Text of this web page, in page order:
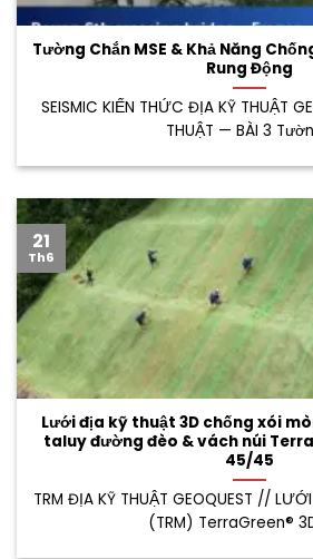
Tường Chắn MSE & Khả Năng
Rung Động
SEISMIC KIẾN THỨC ĐỊA KỸ THUẬT
THUẬT — BÀI 3
Lưới địa kỹ thuật 3D chống xói
taluy đường đèo & vách núi
45/45
TRM ĐỊA KỸ THUẬT GEOQUEST //
(TRM) TerraGreen®
21
Th6